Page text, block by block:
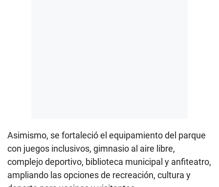
Asimismo, se fortaleció el equipamiento del parque
con juegos inclusivos, gimnasio al aire libre,
complejo deportivo, biblioteca municipal y anfiteatro,
ampliando las opciones de recreación, cultura y